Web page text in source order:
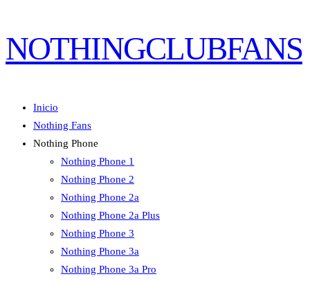
NOTHINGCLUBFANS
Inicio
Nothing Fans
Nothing Phone
Nothing Phone 1
Nothing Phone 2
Nothing Phone 2a
Nothing Phone 2a Plus
Nothing Phone 3
Nothing Phone 3a
Nothing Phone 3a Pro